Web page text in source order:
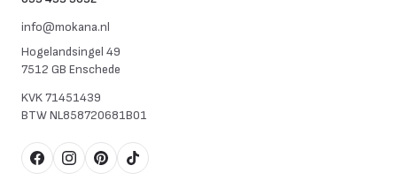
info@mokana.nl
Hogelandsingel 49
7512 GB Enschede
KVK71451439
BTWNL858720681B01
FacebookInstagram
Pinterest
TikTok